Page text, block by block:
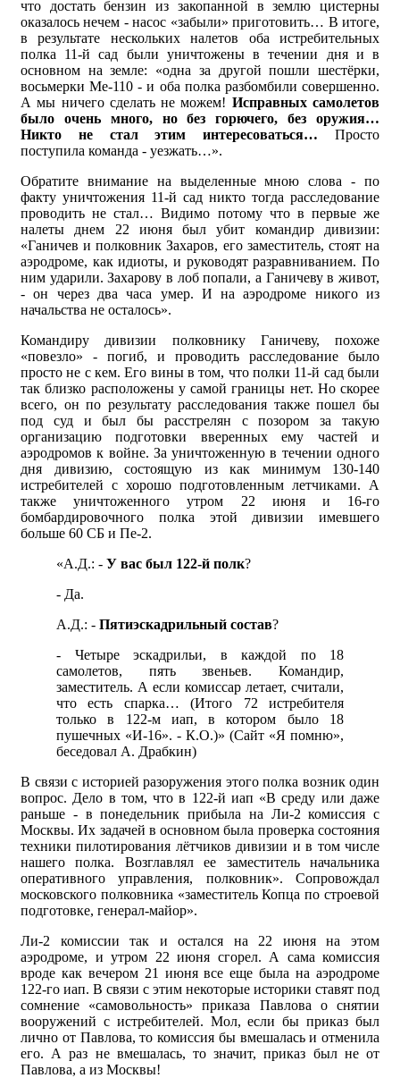
что достать бензин из закопанной в землю цистерны
оказалось нечем - насос «забыли» приготовить… В итоге,
в результате нескольких налетов оба истребительных
полка 11-й сад были уничтожены в течении дня и в
основном на земле: «одна за другой пошли шестёрки,
восьмерки Ме-110 - и оба полка разбомбили совершенно.
А мы ничего сделать не можем! Исправных самолетов
было очень много, но без горючего, без оружия…
Никто не стал этим интересоваться… Просто
поступила команда - уезжать…».
Обратите внимание на выделенные мною слова - по
факту уничтожения 11-й сад никто тогда расследование
проводить не стал… Видимо потому что в первые же
налеты днем 22 июня был убит командир дивизии:
«Ганичев и полковник Захаров, его заместитель, стоят на
аэродроме, как идиоты, и руководят разравниванием. По
ним ударили. Захарову в лоб попали, а Ганичеву в живот,
- он через два часа умер. И на аэродроме никого из
начальства не осталось».
Командиру дивизии полковнику Ганичеву, похоже
«повезло» - погиб, и проводить расследование было
просто не с кем. Его вины в том, что полки 11-й сад были
так близко расположены у самой границы нет. Но скорее
всего, он по результату расследования также пошел бы
под суд и был бы расстрелян с позором за такую
организацию подготовки вверенных ему частей и
аэродромов к войне. За уничтоженную в течении одного
дня дивизию, состоящую из как минимум 130-140
истребителей с хорошо подготовленным летчиками. А
также уничтоженного утром 22 июня и 16-го
бомбардировочного полка этой дивизии имевшего
больше 60 СБ и Пе-2.
«А.Д.: - У вас был 122-й полк?
- Да.
А.Д.: - Пятиэскадрильный состав?
- Четыре эскадрильи, в каждой по 18
самолетов, пять звеньев. Командир,
заместитель. А если комиссар летает, считали,
что есть спарка… (Итого 72 истребителя
только в 122-м иап, в котором было 18
пушечных «И-16». - К.О.)» (Сайт «Я помню»,
беседовал А. Драбкин)
В связи с историей разоружения этого полка возник один
вопрос. Дело в том, что в 122-й иап «В среду или даже
раньше - в понедельник прибыла на Ли-2 комиссия с
Москвы. Их задачей в основном была проверка состояния
техники пилотирования лётчиков дивизии и в том числе
нашего полка. Возглавлял ее заместитель начальника
оперативного управления, полковник». Сопровождал
московского полковника «заместитель Копца по строевой
подготовке, генерал-майор».
Ли-2 комиссии так и остался на 22 июня на этом
аэродроме, и утром 22 июня сгорел. А сама комиссия
вроде как вечером 21 июня все еще была на аэродроме
122-го иап. В связи с этим некоторые историки ставят под
сомнение «самовольность» приказа Павлова о снятии
вооружений с истребителей. Мол, если бы приказ был
лично от Павлова, то комиссия бы вмешалась и отменила
его. А раз не вмешалась, то значит, приказ был не от
Павлова, а из Москвы!